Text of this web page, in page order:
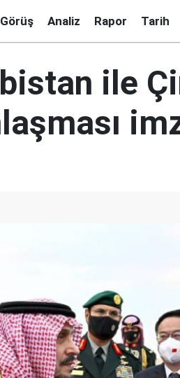
Görüş Analiz Rapor Tarih
ile